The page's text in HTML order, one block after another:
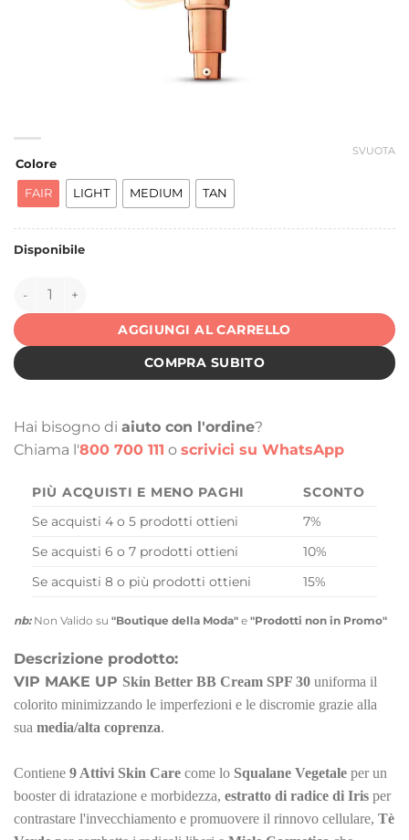
Colore
FAIR LIGHT MEDIUM TAN
SVUOTA
Disponibile
151142 quantità
AGGIUNGI AL CARRELLO
COMPRA SUBITO
Hai bisogno di aiuto con l'ordine?
Chiama l'800 700 111 o scrivici su WhatsApp
PIÙ ACQUISTI E MENO PAGHI
SCONTO
Se acquisti 4 o 5 prodotti ottieni
7%
Se acquisti 6 o 7 prodotti ottieni
10%
Se acquisti 8 o più prodotti ottieni
15%
nb:Non Valido su "Boutique della Moda" e "Prodotti non in Promo"
Descrizione prodotto:
VIP MAKE UP Skin Better BB Cream SPF 30 uniforma il
colorito minimizzando le imperfezioni e le discromie grazie alla
sua media/alta coprenza.
Contiene 9 Attivi Skin Care come lo Squalane Vegetale per un
booster di idratazione e morbidezza, estratto di radice di Iris per
contrastare l'invecchiamento e promuovere il rinnovo cellulare, Tè